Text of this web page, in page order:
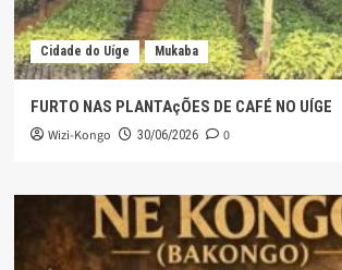
Cidade do Uíge Mukaba
FURTO NAS PLANTAçÕES DE CAFÉ NO UÍGE
Wizi-Kongo 30/06/2026 0